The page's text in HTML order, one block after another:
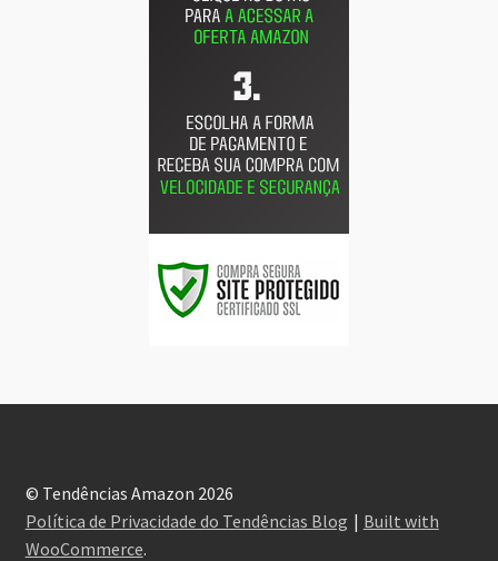
© Tendências Amazon 2026
Política de Privacidade do Tendências Blog
Built with
WooCommerce.